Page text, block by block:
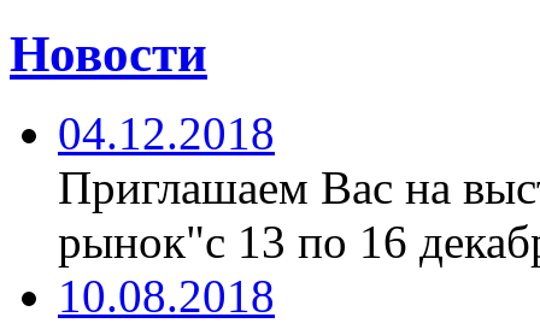
Новости
04.12.2018
Приглашаем Вас на
рынок"с 13 по 16
10.08.2018